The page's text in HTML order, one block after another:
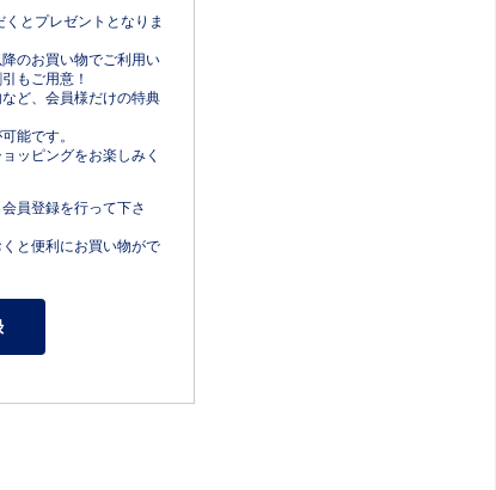
とプレゼントとなりま
のお買い物でご利用い
もご用意！
ど、会員様だけの特典
能です。
ッピングをお楽しみく
員登録を行って下さ
と便利にお買い物がで